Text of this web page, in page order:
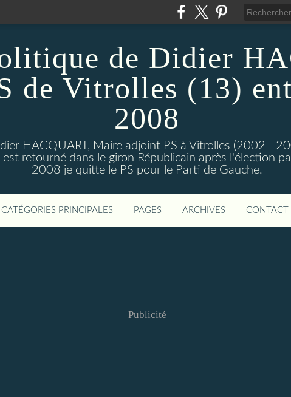
de Didier
de Vitrolles (13)
2008
HACQUART, Maire adjoint PS à Vitrolles (2002 -
retourné dans le giron Républicain après l'élection
2008 je quitte le PS pour le Parti de Gauche.
CATÉGORIES PRINCIPALES PAGES ARCHIVES CONTACT
Publicité